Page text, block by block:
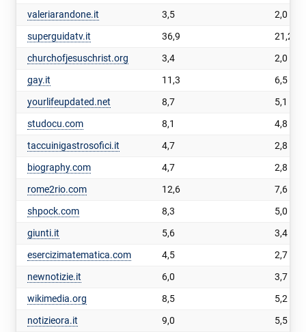
valeriarandone.it
3,5
2,0
superguidatv.it
36,9
21,2
churchofjesuschrist.org
3,4
2,0
gay.it
11,3
6,5
yourlifeupdated.net
8,7
5,1
studocu.com
8,1
4,8
taccuinigastrosofici.it
4,7
2,8
biography.com
4,7
2,8
rome2rio.com
12,6
7,6
shpock.com
8,3
5,0
giunti.it
5,6
3,4
esercizimatematica.com
4,5
2,7
newnotizie.it
6,0
3,7
wikimedia.org
8,5
5,2
notizieora.it
9,0
5,5